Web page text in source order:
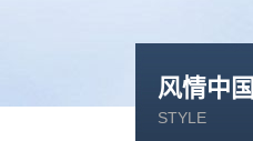
风情中国
STYLE